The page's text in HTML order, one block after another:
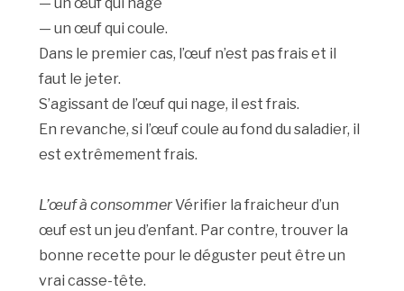
— un œuf qui coule.
Dans le premier cas, l’œuf n’est pas frais et il
faut le jeter.
S’agissant de l’œuf qui nage, il est frais.
En revanche, si l’œuf coule au fond du saladier, il
est extrêmement frais.
L’œuf à consommerVérifier la fraicheur d’un
œuf est un jeu d’enfant. Par contre, trouver la
bonne recette pour le déguster peut être un
vrai casse-tête.